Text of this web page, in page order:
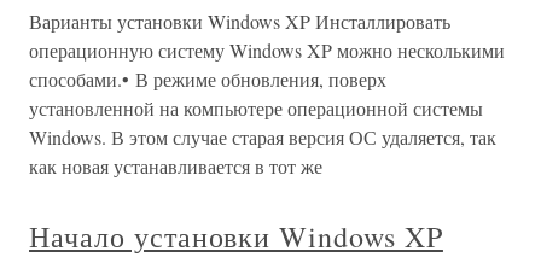
Варианты установки Windows XP Инсталлировать
операционную систему Windows XP можно несколькими
способами.• В режиме обновления, поверх
установленной на компьютере операционной системы
Windows. В этом случае старая версия ОС удаляется, так
как новая устанавливается в тот же
Начало установки Windows XP